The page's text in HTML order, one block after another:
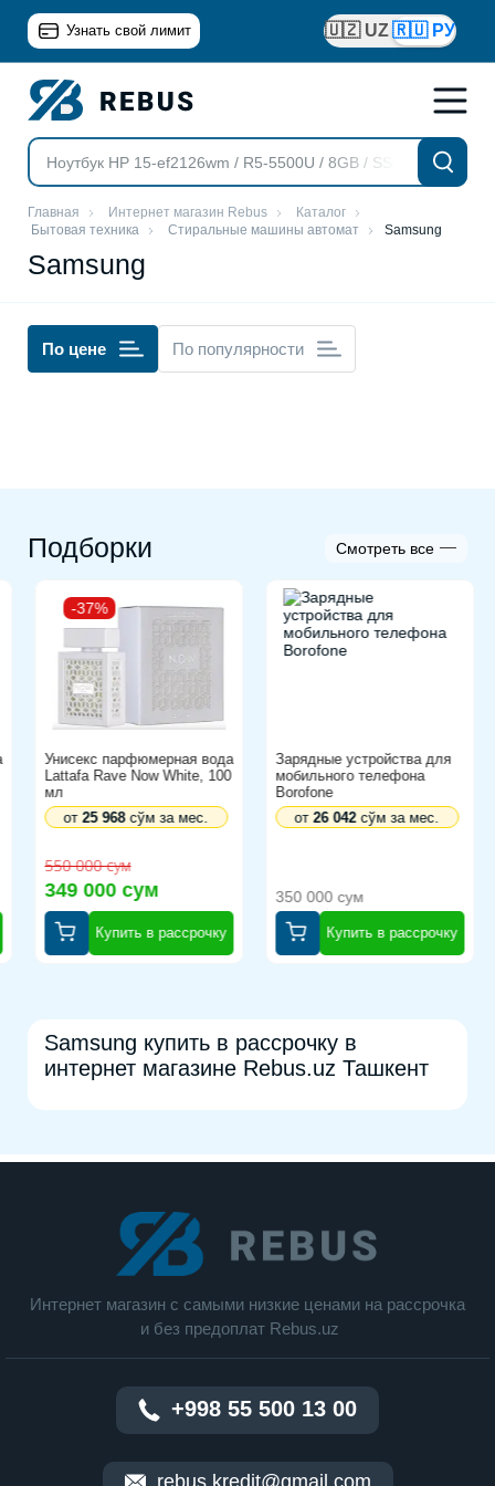
Узнать свой лимит 🇺🇿 UZ🇷🇺 РУ
Главная Интернет магазин Rebus
Каталог
Бытовая техника
Стиральные машины автомат Samsung
Samsung
По цене По популярности
Подборки Смотреть все
-37%
Унисекс парфюмерная вода
Lattafa Rave Now White, 100
мл
349 000 сум
550 000 сум
от25 968сўм за мес.
Купить в рассрочку
Зарядные устройства для
мобильного телефона
Borofone
350 000 сум
от26 042сўм за мес.
Купить в рассрочку
Samsung купить в рассрочку в
интернет магазине Rebus.uz Ташкент
Интернет магазин c cамыми низкие ценами на рассрочка
и без предоплат Rebus.uz
+998 55 500 13 00
rebus.kredit@gmail.com